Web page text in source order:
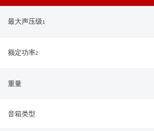
最大声压级1
额定功率2
重量
音箱类型